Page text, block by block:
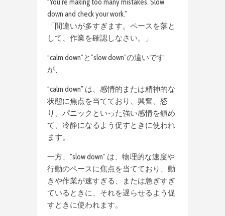
“You’re making too many mistakes. Slow
down and check your work.”
「間違いが多すぎます。ペースを落と
して、作業を確認しなさい。」
“calm down”と”slow down”の違いです
が、
“calm down” は、感情的または精神的な
状態に焦点を当てており、興奮、怒
り、パニックといった強い感情を鎮め
て、冷静になるよう促すときに使われ
ます。
一方、”slow down” は、物理的な速度や
行動のペースに焦点を当てており、動
きや作業が速すぎる、または急ぎすぎ
ているときに、それを遅らせるよう促
すときに使われます。